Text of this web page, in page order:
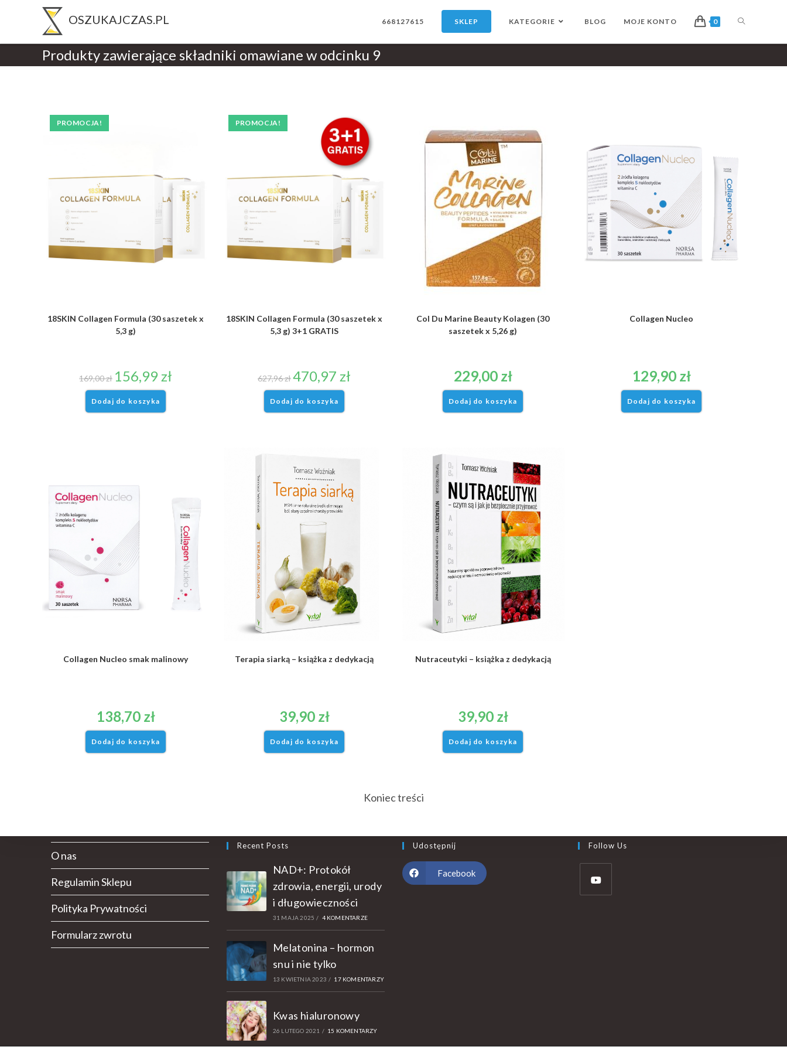
668127615 SKLEP KATEGORIE BLOG MOJE KONTO 0
Produkty zawierające składniki omawiane w odcinku 9
PROMOCJA!
18SKIN Collagen Formula (30 saszetek x
5,3 g)
169,00zł 156,99zł
Dodaj do koszyka
PROMOCJA!
18SKIN Collagen Formula (30 saszetek x
5,3 g) 3+1 GRATIS
627,96zł470,97 zł
Dodaj do koszyka
Col Du Marine Beauty Kolagen (30
saszetek x 5,26 g)
229,00 zł
Dodaj do koszyka
Collagen Nucleo
129,90 zł
Dodaj do koszyka
Collagen Nucleo smak malinowy
138,70 zł
Dodaj do koszyka
Terapia siarką – książka z dedykacją
39,90 zł
Dodaj do koszyka
Nutraceutyki – książka z dedykacją
39,90 zł
Dodaj do koszyka
Koniec treści
O nas
Regulamin Sklepu
Polityka Prywatności
Formularz zwrotu
Recent Posts
NAD+: Protokół
zdrowia, energii, urody
i długowieczności
31 MAJA 2025 / 4 KOMENTARZE
Melatonina – hormon
snu i nie tylko
13 KWIETNIA 2023 / 17 KOMENTARZY
Kwas hialuronowy
26 LUTEGO 2021 / 15 KOMENTARZY
Udostępnij
Facebook
Follow Us